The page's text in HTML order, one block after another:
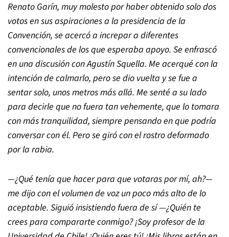
Renato Garín, muy molesto por haber obtenido solo dos
votos en sus aspiraciones a la presidencia de la
Convención, se acercó a increpar a diferentes
convencionales de los que esperaba apoyo. Se enfrascó
en una discusión con Agustín Squella. Me acerqué con la
intención de calmarlo, pero se dio vuelta y se fue a
sentar solo, unos metros más allá. Me senté a su lado
para decirle que no fuera tan vehemente, que lo tomara
con más tranquilidad, siempre pensando en que podría
conversar con él. Pero se giró con el rostro deformado
por la rabia.
—¿Qué tenía que hacer para que votaras por mí, ah?—
me dijo con el volumen de voz un poco más alto de lo
aceptable. Siguió insistiendo fuera de sí —¿Quién te
crees para compararte conmigo? ¡Soy profesor de la